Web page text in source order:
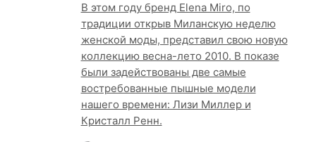
В этом году бренд Elena Miro, по
традиции открыв Миланскую неделю
женской моды, представил свою новую
коллекцию весна-лето 2010. В показе
были задействованы две самые
востребованные пышные модели
нашего времени: Лизи Миллер и
Кристалл Ренн.